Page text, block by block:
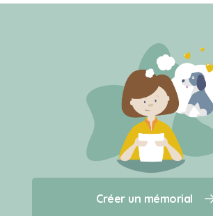
Créer un mémorial
Qui sommes-nous ?
Créer un mémorial